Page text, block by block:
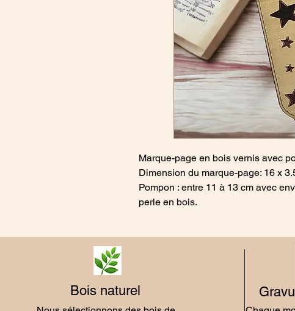
Marque-page en bois vernis avec
Dimension du marque-page: 16 x
Pompon : entre 11 à 13 cm avec
perle en bois.
Bois naturel